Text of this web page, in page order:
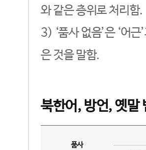
와 같은 층위로 처리함.
3) ‘품사 없음’은 ‘어
은 것을 말함.
북한어, 방언, 옛말
품사